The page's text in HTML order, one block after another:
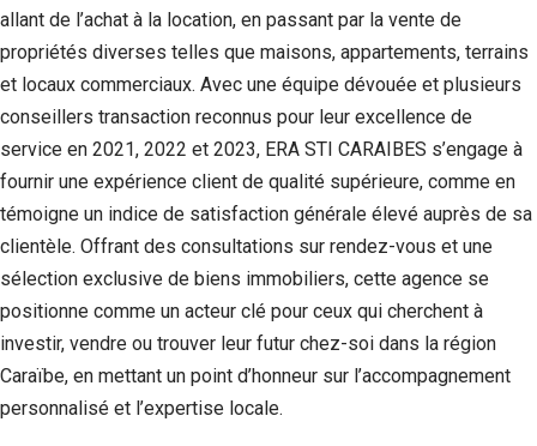
allant de l’achat à la location, en passant par la vente de
propriétés diverses telles que maisons, appartements, terrains
et locaux commerciaux. Avec une équipe dévouée et plusieurs
conseillers transaction reconnus pour leur excellence de
service en 2021, 2022 et 2023, ERA STI CARAIBES s’engage à
fournir une expérience client de qualité supérieure, comme en
témoigne un indice de satisfaction générale élevé auprès de sa
clientèle. Offrant des consultations sur rendez-vous et une
sélection exclusive de biens immobiliers, cette agence se
positionne comme un acteur clé pour ceux qui cherchent à
investir, vendre ou trouver leur futur chez-soi dans la région
Caraïbe, en mettant un point d’honneur sur l’accompagnement
personnalisé et l’expertise locale.